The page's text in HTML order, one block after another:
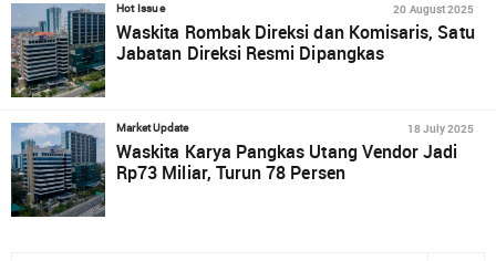
Hot Issue 20 August 2025
Waskita Rombak Direksi dan Komisaris, Satu
Jabatan Direksi Resmi Dipangkas
Market Update 18 July 2025
Waskita Karya Pangkas Utang Vendor Jadi
Rp73 Miliar, Turun 78 Persen